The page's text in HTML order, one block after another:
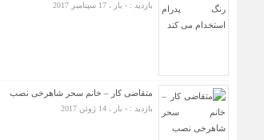
بازدید : - بار ، 17 سپتامبر 2017
متقاضی کار – خانم سحر شاهرخی نصب
بازدید : - بار ، 14 ژوئن 2017